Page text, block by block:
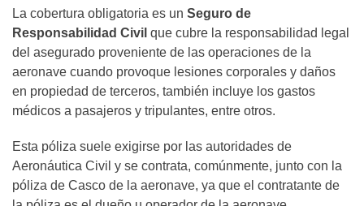
La cobertura obligatoria es un Seguro de
Responsabilidad Civil que cubre la responsabilidad legal
del asegurado proveniente de las operaciones de la
aeronave cuando provoque lesiones corporales y daños
en propiedad de terceros, también incluye los gastos
médicos a pasajeros y tripulantes, entre otros.
Esta póliza suele exigirse por las autoridades de
Aeronáutica Civil y se contrata, comúnmente, junto con la
póliza de Casco de la aeronave, ya que el contratante de